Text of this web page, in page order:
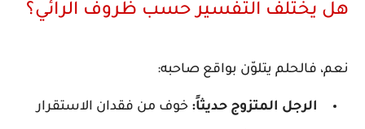
هل يختلف التفسير حسب ظروف الرائي؟
نعم، فالحلم يتلوّن بواقع صاحبه:
الرجل المتزوج حديثاً: خوف من فقدان الاستقرار